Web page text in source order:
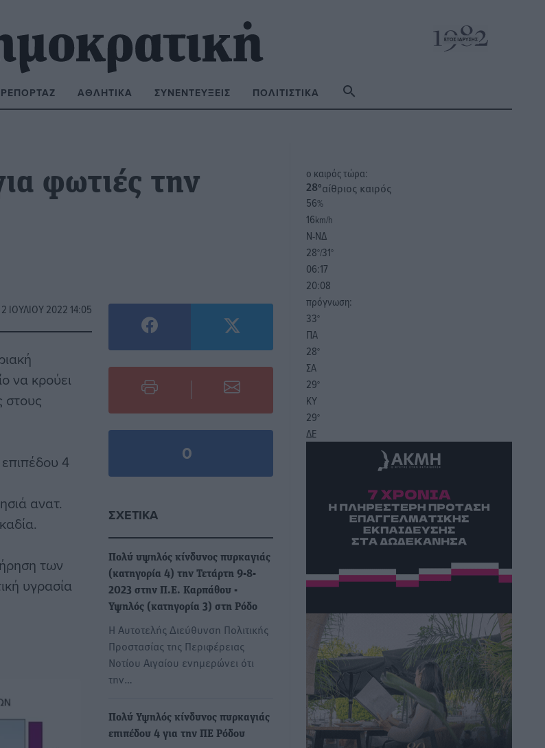
ΡΕΠΟΡΤΆΖ ΑΘΛΗΤΙΚΆ ΣΥΝΕΝΤΕΎΞΕΙΣ ΠΟΛΙΤΙΣΤΙΚΆ
φωτιές την
2 ΙΟΥΛΊΟΥ 2022 14:05
να κρούει
στους
4
ανατ.
των
υγρασία
0
ΣΧΕΤΙΚΆ
Πολύ υψηλός κίνδυνος πυρκαγιάς
(κατηγορία 4) την Τετάρτη 9-8-
2023 στην Π.Ε. Καρπάθου -
Υψηλός (κατηγορία 3) στη Ρόδο
Η Αυτοτελής Διεύθυνση Πολιτικής
Προστασίας της Περιφέρειας
Νοτίου Αιγαίου ενημερώνει ότι
την…
Πολύ Υψηλός κίνδυνος πυρκαγιάς
επιπέδου 4 για την ΠΕ Ρόδου
o καιρός τώρα:
28°αίθριος καιρός
56%
16km/h
Ν-ΝΔ
28°/31°
06:17
20:08
πρόγνωση:
33°
ΠΑ
28°
ΣΑ
29°
ΚΥ
29°
ΔΕ